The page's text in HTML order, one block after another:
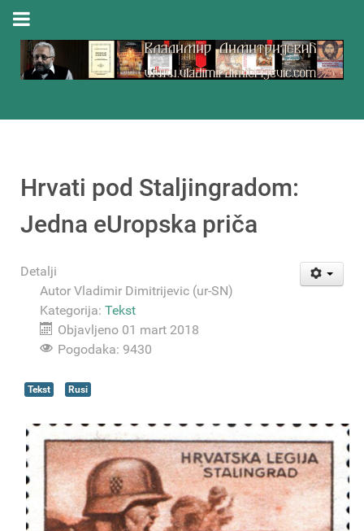
Hrvati pod Staljingradom:
Jedna eUropska priča
Detalji
Autor Vladimir Dimitrijevic (ur-SN)
Kategorija: Tekst
Objavljeno 01 mart 2018
Pogodaka: 9430
Tekst Rusi